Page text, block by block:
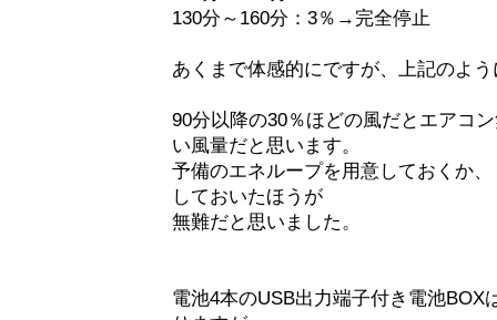
130分～160分：3％→完全停止
あくまで体感的にですが、上記のよ
90分以降の30％ほどの風だとエアコ
い風量だと思います。
予備のエネループを用意しておくか
しておいたほうが
無難だと思いました。
電池4本のUSB出力端子付き電池BOX